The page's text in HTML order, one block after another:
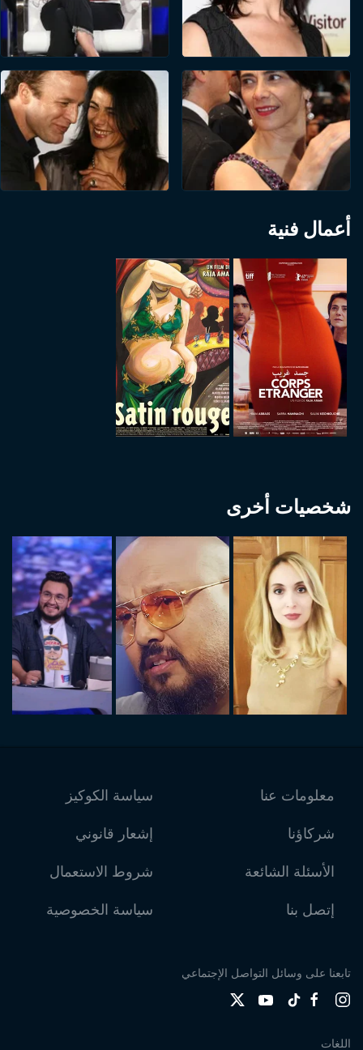
أعمال فنية
شخصيات أخرى
معلومات عنا
شركاؤنا
الأسئلة الشائعة
إتصل بنا
سياسة الكوكيز
إشعار قانوني
شروط الاستعمال
سياسة الخصوصية
تابعنا على وسائل التواصل الإجتماعي
اللغات